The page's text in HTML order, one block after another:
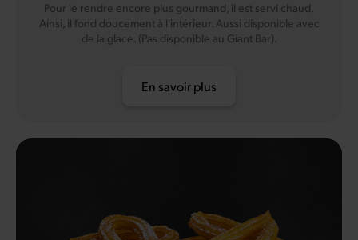
Pour le rendre encore plus gourmand, il est servi chaud.
Ainsi, il fond doucement à l'intérieur. Aussi disponible avec
de la glace. (Pas disponible au Giant Bar).
En savoir plus